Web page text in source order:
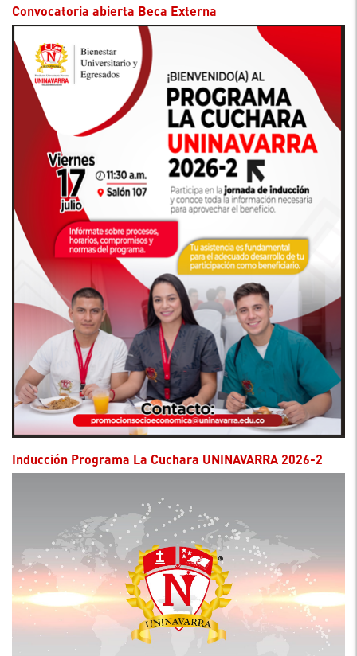
Convocatoria abierta Beca Externa
Inducción Programa La Cuchara UNINAVARRA 2026-2